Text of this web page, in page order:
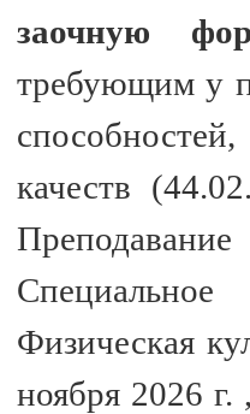
заочную
требующим у
качеств
Физическая
ноября 2026